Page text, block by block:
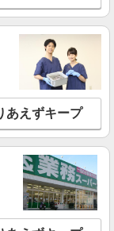
あえずキープ